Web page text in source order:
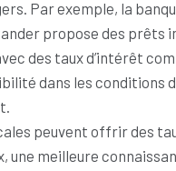
Par exemple, la
propose des prêts
des taux d’intérêt
dans les conditions
peuvent offrir des
une meilleure